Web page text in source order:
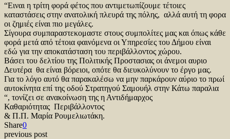
“Ειναι η τρίτη φορά φέτος που αντιμετωπίζουμε τέτοιες
καταστάσεις στην ανατολική πλευρά της πόλης, αλλά αυτή τη φορα
οι ζημιές είναι πιο μεγάλες.
Σίγουρα συμπαραστεκομαστε στους συμπολίτες μας και όπως κάθε
φορά μετά από τέτοια φαινόμενα οι Υπηρεσίες του Δήμου είναι
εδώ για την αποκατάσταση του περιβάλλοντος χώρου.
Βάσει του δελτίου της Πολιτικής Προστασιας οι άνεμοι αυριο
Δευτέρα θα είναι βόρειοι, οπότε θα διευκολύνουν το έργο μας.
Για το λόγο αυτό θα παρακαλέσω να μην παρκάρουν αύριο το πρωί
αυτοκίνητα επί της οδού Στρατηγού Σαμουήλ στην Κάτω παραλια
“, τονίζει σε ανακοίνωση της η Αντιδήμαρχος
Καθαριότητας Περιβάλλοντος
& Π.Π. Μαρία Ρουμελιωτάκη.
Share0
previous post